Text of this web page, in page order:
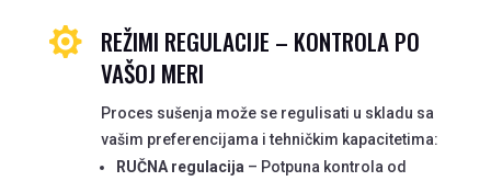

REŽIMI REGULACIJE – KONTROLA PO
VAŠOJ MERI
Proces sušenja može se regulisati u skladu sa
vašim preferencijama i tehničkim kapacitetima:
RUČNA regulacija – Potpuna kontrola od